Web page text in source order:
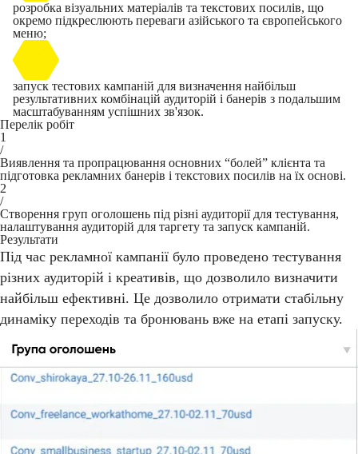
розробка візуальних матеріалів та текстових посилів, що
окремо підкреслюють переваги азійського та європейського
меню;
запуск тестових кампаній для визначення найбільш
результативних комбінацій аудиторій і банерів з подальшим
масштабуванням успішних зв'язок.
Перелік робіт
1
/
Виявлення та пропрацювання основних “болей” клієнта та
підготовка рекламних банерів і текстових посилів на їх основі.
2
/
Створення груп оголошень під різні аудиторії для тестування,
налаштування аудиторій для таргету та запуск кампаній.
Результати
Під час рекламної кампанії було проведено тестування
різних аудиторій і креативів, що дозволило визначити
найбільш ефективні. Це дозволило отримати стабільну
динаміку переходів та бронювань вже на етапі запуску.